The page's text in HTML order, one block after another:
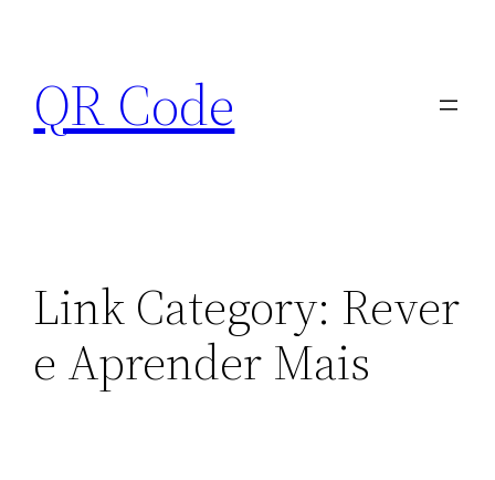
conteúdo
QR Code
Link Category: Rever
e Aprender Mais